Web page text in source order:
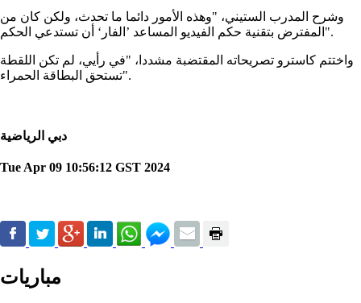
وشرح المدرب الستيني، "وهذه الأمور دائما ما تحدث، ولكن كان من
المفترض بتقنية حكم الفيديو المساعد ’الفار‘ أن تستدعي الحكم".
واختتم كاسترو تصريحاته المقتضبة مشددا، "في رأيي، لم تكن اللقطة
تستحق البطاقة الحمراء".
دبي الرياضية
Tue Apr 09 10:56:12 GST 2024
مباريات